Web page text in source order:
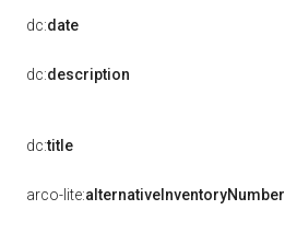
dc:date
dc:description
dc:title
arco-lite:alternativeInventoryNumber